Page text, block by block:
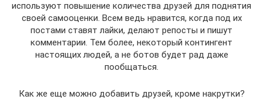
используют повышение количества друзей для поднятия
своей самооценки. Всем ведь нравится, когда под их
постами ставят лайки, делают репосты и пишут
комментарии. Тем более, некоторый контингент
настоящих людей, а не ботов будет рад даже
пообщаться.
Как же еще можно добавить друзей, кроме накрутки?